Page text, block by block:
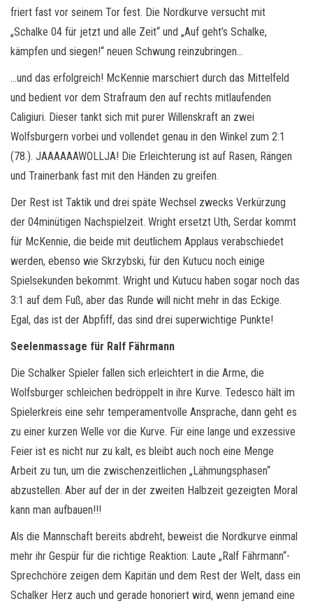
friert fast vor seinem Tor fest. Die Nordkurve versucht mit
„Schalke 04 für jetzt und alle Zeit“ und „Auf geht’s Schalke,
kämpfen und siegen!“ neuen Schwung reinzubringen…
…und das erfolgreich! McKennie marschiert durch das Mittelfeld
und bedient vor dem Strafraum den auf rechts mitlaufenden
Caligiuri. Dieser tankt sich mit purer Willenskraft an zwei
Wolfsburgern vorbei und vollendet genau in den Winkel zum 2:1
(78.). JAAAAAAWOLLJA! Die Erleichterung ist auf Rasen, Rängen
und Trainerbank fast mit den Händen zu greifen.
Der Rest ist Taktik und drei späte Wechsel zwecks Verkürzung
der 04minütigen Nachspielzeit. Wright ersetzt Uth, Serdar kommt
für McKennie, die beide mit deutlichem Applaus verabschiedet
werden, ebenso wie Skrzybski, für den Kutucu noch einige
Spielsekunden bekommt. Wright und Kutucu haben sogar noch das
3:1 auf dem Fuß, aber das Runde will nicht mehr in das Eckige.
Egal, das ist der Abpfiff, das sind drei superwichtige Punkte!
Seelenmassage für Ralf Fährmann
Die Schalker Spieler fallen sich erleichtert in die Arme, die
Wolfsburger schleichen bedröppelt in ihre Kurve. Tedesco hält im
Spielerkreis eine sehr temperamentvolle Ansprache, dann geht es
zu einer kurzen Welle vor die Kurve. Für eine lange und exzessive
Feier ist es nicht nur zu kalt, es bleibt auch noch eine Menge
Arbeit zu tun, um die zwischenzeitlichen „Lähmungsphasen“
abzustellen. Aber auf der in der zweiten Halbzeit gezeigten Moral
kann man aufbauen!!!
Als die Mannschaft bereits abdreht, beweist die Nordkurve einmal
mehr ihr Gespür für die richtige Reaktion: Laute „Ralf Fährmann“-
Sprechchöre zeigen dem Kapitän und dem Rest der Welt, dass ein
Schalker Herz auch und gerade honoriert wird, wenn jemand eine